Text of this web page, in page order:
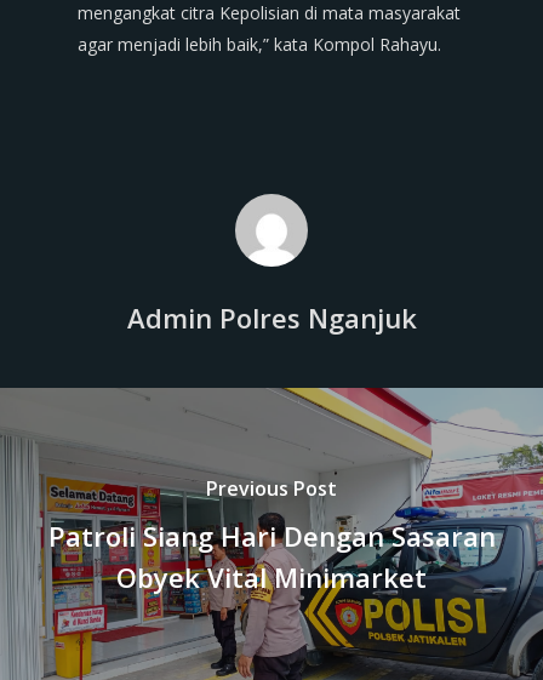
mengangkat citra Kepolisian di mata masyarakat
agar menjadi lebih baik,” kata Kompol Rahayu.
Admin Polres Nganjuk
Previous Post
Patroli Siang Hari Dengan Sasaran
Obyek Vital Minimarket